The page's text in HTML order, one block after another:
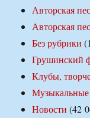
Авторская
Авторская
Без рубрики
Грушинский
Клубы,
Новости (42